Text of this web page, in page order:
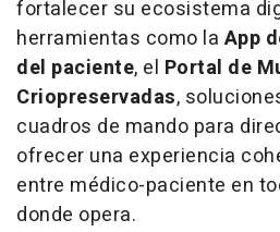
fortalecer su ecosistema
herramientas como la App
del paciente, el Portal de
Criopreservadas,
cuadros de mando para
ofrecer una experiencia
entre médico-paciente en
donde opera.